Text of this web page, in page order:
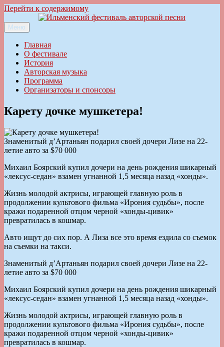
Перейти к содержимому
Ильменский фестиваль авторской песни
Меню
Главная
О фестивале
История
Авторская музыка
Программа
Организаторы и спонсоры
Карету дочке мушкетера!
Знаменитый д’Артаньян подарил своей дочери Лизе на 22-
летие авто за $70 000
Михаил Боярский купил дочери на день рождения шикарный
«лексус-седан» взамен угнанной 1,5 месяца назад «хонды».
Жизнь молодой актрисы, играющей главную роль в
продолжении культового фильма «Ирония судьбы», после
кражи подаренной отцом черной «хонды-цивик»
превратилась в кошмар.
Авто ищут до сих пор. А Лиза все это время ездила со съемок
на съемки на такси.
Знаменитый д’Артаньян подарил своей дочери Лизе на 22-
летие авто за $70 000
Михаил Боярский купил дочери на день рождения шикарный
«лексус-седан» взамен угнанной 1,5 месяца назад «хонды».
Жизнь молодой актрисы, играющей главную роль в
продолжении культового фильма «Ирония судьбы», после
кражи подаренной отцом черной «хонды-цивик»
превратилась в кошмар.